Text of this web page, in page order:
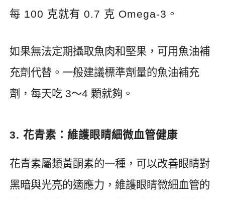
每 100 克就有 0.7 克 Omega-3 。
如果無法定期攝取魚肉和堅果，可用魚油補
充劑代替。一般建議標準劑量的魚油補充
劑，每天吃 3～4 顆就夠。
3. 花青素：維護眼睛細微血管健康
花青素屬類黃酮素的一種，可以改善眼睛對
黑暗與光亮的適應力，維護眼睛微細血管的